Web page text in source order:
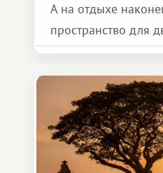
А на отдыхе
пространство для
сделать для
особенное. Не
масштабное, но
и запоминающееся